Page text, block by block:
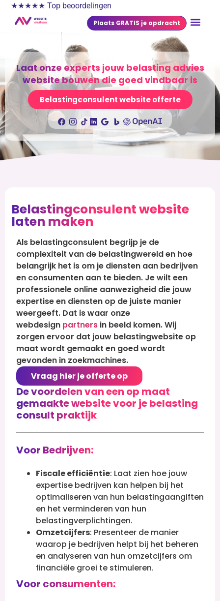
★★★★★ Top beoordelingen
Plaats GRATIS je opdracht
Laat onze experts jouw belasting advies
website bouwen die goed vindbaar is
Belastingconsulent website offerte
Belastingconsulent website
laten maken
Als belastingconsulent begrijp je de
complexiteit van de belastingwereld en hoe
belangrijk het is om je diensten aan bedrijven
en consumenten aan te bieden. Je wilt een
professionele online aanwezigheid die jouw
expertise en diensten op de juiste manier
weergeeft. Dat is waar onze
webdesign partnersin beeld komen. Wij
zorgen ervoor dat jouw belastingwebsite op
maat wordt gemaakt en goed wordt
gevonden in zoekmachines.
Vraag hier je offerte op
De voordelen van een op maat
gemaakte website voor je belasting
consult praktijk
Voor Bedrijven:
Fiscale efficiëntie: Laat zien hoe jouw
expertise bedrijven kan helpen bij het
optimaliseren van hun belastingaangiften
en het verminderen van hun
belastingverplichtingen.
Omzetcijfers: Presenteer de manier
waarop je bedrijven helpt bij het beheren
en analyseren van hun omzetcijfers om
financiële groei te stimuleren.
Voor consumenten: